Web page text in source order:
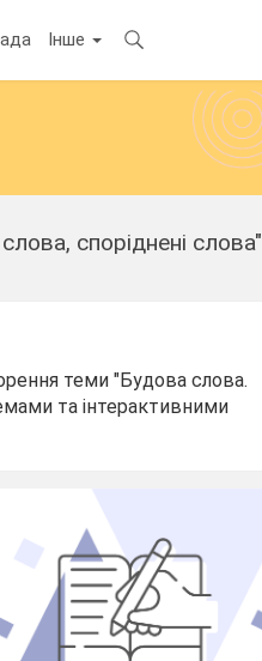
Інше
споріднені слова"
теми "Будова слова.
та інтерактивними